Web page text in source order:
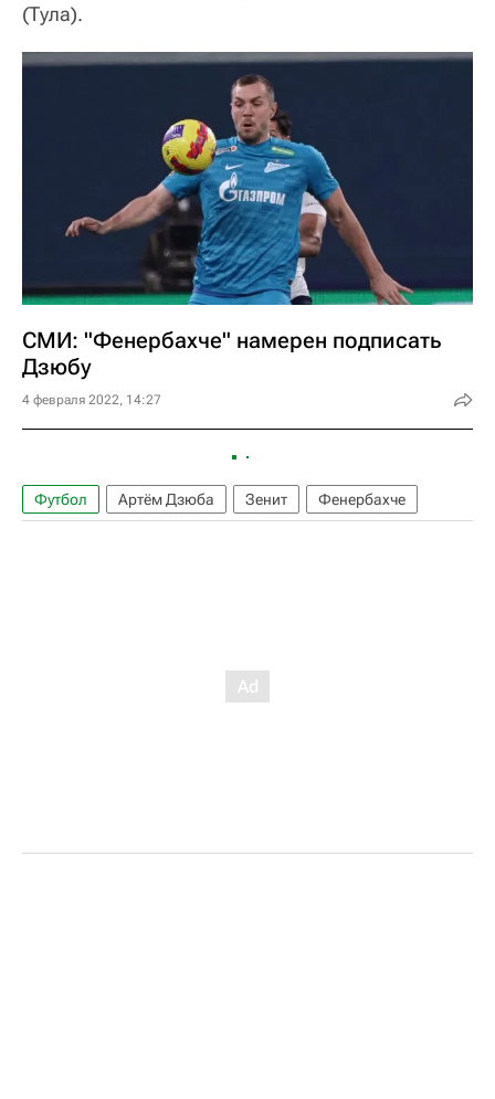
(Тула).
СМИ: "Фенербахче" намерен подписать
Дзюбу
4 февраля 2022, 14:27
Футбол Артём Дзюба Зенит Фенербахче